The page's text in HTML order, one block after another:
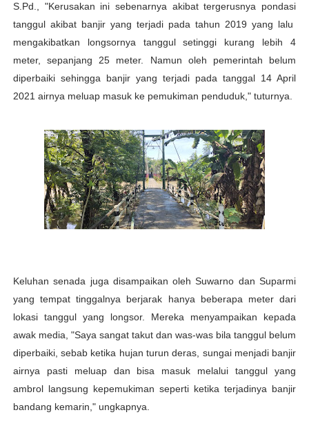
S.Pd., "Kerusakan ini sebenarnya akibat tergerusnya pondasi
tanggul akibat banjir yang terjadi pada tahun 2019 yang lalu
mengakibatkan longsornya tanggul setinggi kurang lebih 4
meter, sepanjang 25 meter. Namun oleh pemerintah belum
diperbaiki sehingga banjir yang terjadi pada tanggal 14 April
2021 airnya meluap masuk ke pemukiman penduduk," tuturnya.
Keluhan senada juga disampaikan oleh Suwarno dan Suparmi
yang tempat tinggalnya berjarak hanya beberapa meter dari
lokasi tanggul yang longsor. Mereka menyampaikan kepada
awak media, "Saya sangat takut dan was-was bila tanggul belum
diperbaiki, sebab ketika hujan turun deras, sungai menjadi banjir
airnya pasti meluap dan bisa masuk melalui tanggul yang
ambrol langsung kepemukiman seperti ketika terjadinya banjir
bandang kemarin," ungkapnya.